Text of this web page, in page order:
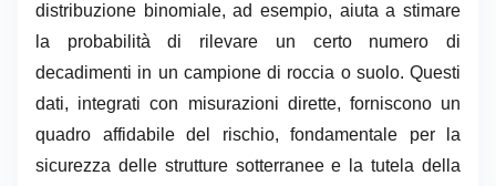
distribuzione binomiale, ad esempio, aiuta a stimare
la probabilità di rilevare un certo numero di
decadimenti in un campione di roccia o suolo. Questi
dati, integrati con misurazioni dirette, forniscono un
quadro affidabile del rischio, fondamentale per la
sicurezza delle strutture sotterranee e la tutela della